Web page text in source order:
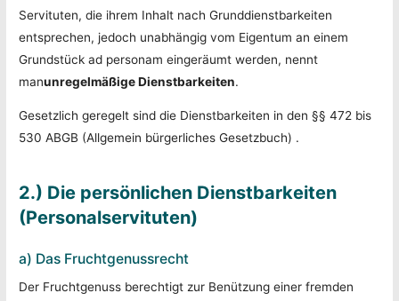
Servituten, die ihrem Inhalt nach Grunddienstbarkeiten
entsprechen, jedoch unabhängig vom Eigentum an einem
Grundstück ad personam eingeräumt werden, nennt
manunregelmäßige Dienstbarkeiten.
Gesetzlich geregelt sind die Dienstbarkeiten in den §§ 472 bis
530 ABGB (Allgemein bürgerliches Gesetzbuch) .
2.) Die persönlichen Dienstbarkeiten
(Personalservituten)
a) Das Fruchtgenussrecht
Der Fruchtgenuss berechtigt zur Benützung einer fremden